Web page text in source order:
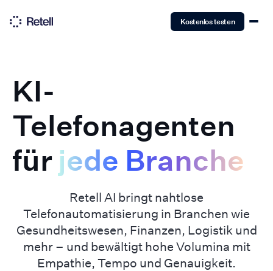
Kostenlos testen
KI-
Telefonagenten
fürjede Branche
Retell AI bringt nahtlose
Telefonautomatisierung in Branchen wie
Gesundheitswesen, Finanzen, Logistik und
mehr – und bewältigt hohe Volumina mit
Empathie, Tempo und Genauigkeit.‍‍‍